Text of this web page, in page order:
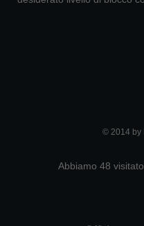
© 2014 by
Abbiamo 48